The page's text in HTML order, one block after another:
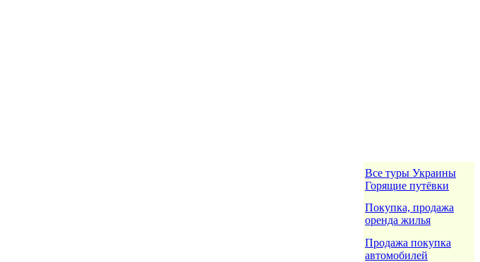
Все туры Украины
Горящие путёвки
Покупка, продажа
оренда жилья
Продажа покупка
автомобилей